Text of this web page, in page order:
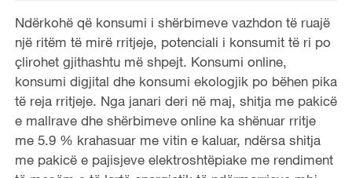
Ndërkohë që konsumi i shërbimeve vazhdon të ruajë
një ritëm të mirë rritjeje, potenciali i konsumit të ri po
çlirohet gjithashtu më shpejt. Konsumi online,
konsumi digjital dhe konsumi ekologjik po bëhen pika
të reja rritjeje. Nga janari deri në maj, shitja me pakicë
e mallrave dhe shërbimeve online ka shënuar rritje
me 5.9 % krahasuar me vitin e kaluar, ndërsa shitja
me pakicë e pajisjeve elektroshtëpiake me rendiment